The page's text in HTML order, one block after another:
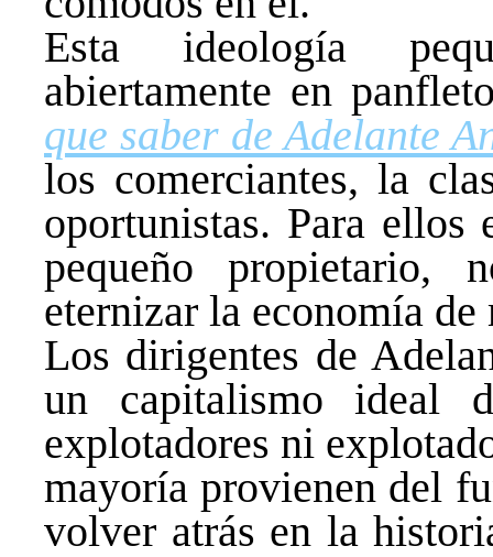
Esta ideología
abiertamente en
que saber de Adelante
los comerciantes, la
oportunistas. Para
pequeño propietario,
eternizar la economía de
Los dirigentes de
un capitalismo ideal
explotadores ni
mayoría provienen del
volver atrás en la